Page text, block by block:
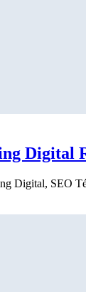
Digital
Digital, SEO